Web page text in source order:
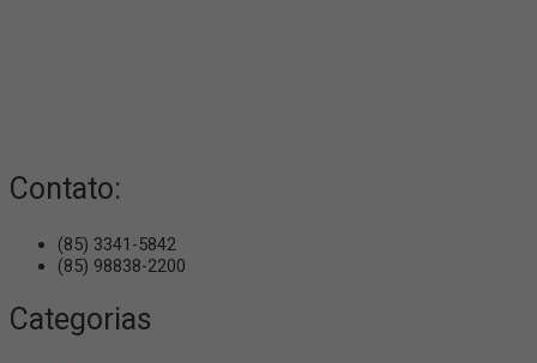
Contato:
(85) 3341-5842
(85) 98838-2200
Categorias